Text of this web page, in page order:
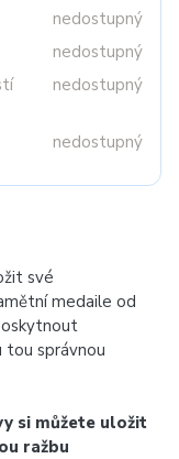
nedostupný
nedostupný
nedostupný
nedostupný
své
medaile od
tou správnou
si můžete uložit
ražbu